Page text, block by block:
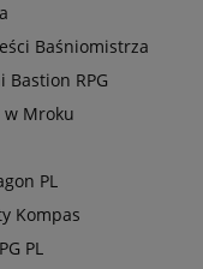
Baśniomistrza
Bastion RPG
w Mroku
PL
Kompas
PL